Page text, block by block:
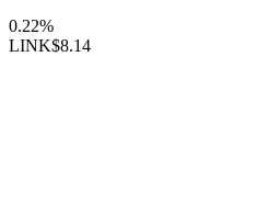
0.22%
LINK$8.14